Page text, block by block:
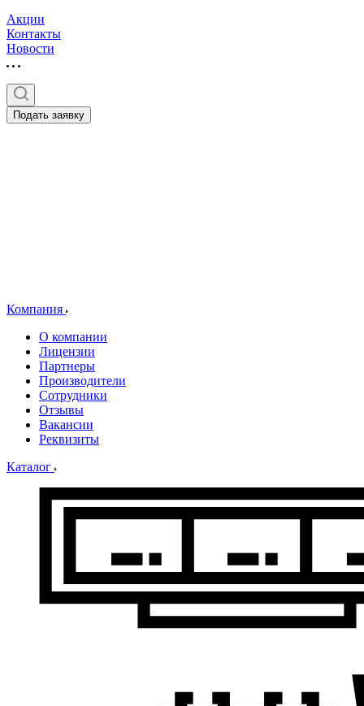
Акции
Контакты
Новости
Подать заявку
Компания
О компании
Лицензии
Партнеры
Производители
Сотрудники
Отзывы
Вакансии
Реквизиты
Каталог